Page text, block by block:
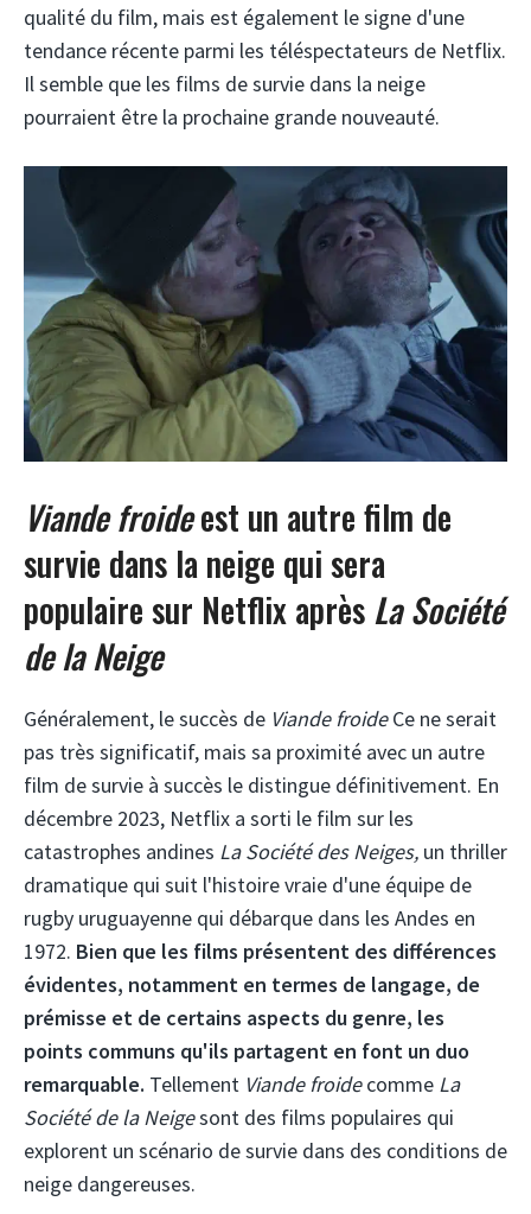
qualité du film, mais est également le signe d'une
tendance récente parmi les téléspectateurs de Netflix.
Il semble que les films de survie dans la neige
pourraient être la prochaine grande nouveauté.
Viande froideest un autre film de
survie dans la neige qui sera
populaire sur Netflix après La Société
de la Neige
Généralement, le succès de Viande froideCe ne serait
pas très significatif, mais sa proximité avec un autre
film de survie à succès le distingue définitivement. En
décembre 2023, Netflix a sorti le film sur les
catastrophes andines La Société des Neiges, un thriller
dramatique qui suit l'histoire vraie d'une équipe de
rugby uruguayenne qui débarque dans les Andes en
1972. Bien que les films présentent des différences
évidentes, notamment en termes de langage, de
prémisse et de certains aspects du genre, les
points communs qu'ils partagent en font un duo
remarquable. Tellement Viande froidecomme La
Société de la Neigesont des films populaires qui
explorent un scénario de survie dans des conditions de
neige dangereuses.